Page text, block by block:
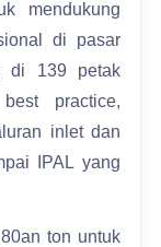
mendukung
di pasar
di 139 petak
practice,
inlet dan
IPAL yang
ton untuk